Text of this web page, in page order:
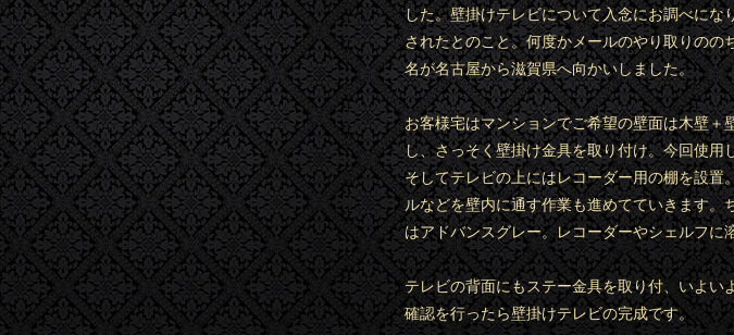
した。壁掛けテレビについて入念にお調べに
されたとのこと。何度かメールのやり取りのの
名が名古屋から滋賀県へ向かいしました。
お客様宅はマンションでご希望の壁面は木壁
し、さっそく壁掛け金具を取り付け。今回使
そしてテレビの上にはレコーダー用の棚を設
ルなどを壁内に通す作業も進めてていきます
はアドバンスグレー。レコーダーやシェルフに
テレビの背面にもステー金具を取り付、いよ
確認を行ったら壁掛けテレビの完成です。